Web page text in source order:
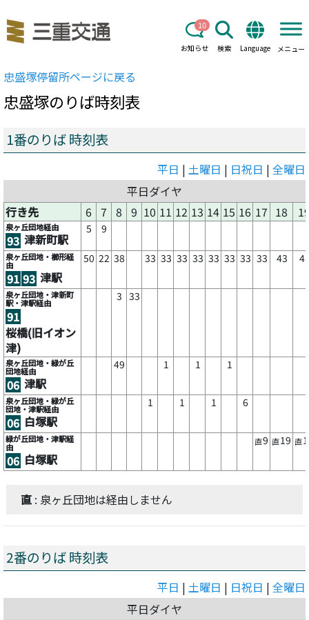
お知らせ
10
検索 Language メニュー
忠盛塚停留所ページに戻る
忠盛塚のりば時刻表
1番のりば 時刻表
平日 | 土曜日 | 日祝日 | 全曜日
平日ダイヤ
行き先
6 7 8 9 10 11 12 13 14 15 16 17 18
泉ヶ丘団地経由
93 津新町駅
5 9
泉ヶ丘団地・櫛形経
由
91 93 津駅
50 22 38 33 33 33 33 33 33 33 33 43
泉ヶ丘団地・津新町
駅・津駅経由
91
桜橋(旧イオン
津)
3 33
泉ヶ丘団地・緑が丘
団地経由
06 津駅
49 1 1 1
泉ヶ丘団地・緑が丘
団地・津駅経由
06 白塚駅
1 1 1 6
緑が丘団地・津駅経
由
06 白塚駅
直9 直19 直
直 : 泉ヶ丘団地は経由しません
2番のりば 時刻表
平日 | 土曜日 | 日祝日 | 全曜日
平日ダイヤ